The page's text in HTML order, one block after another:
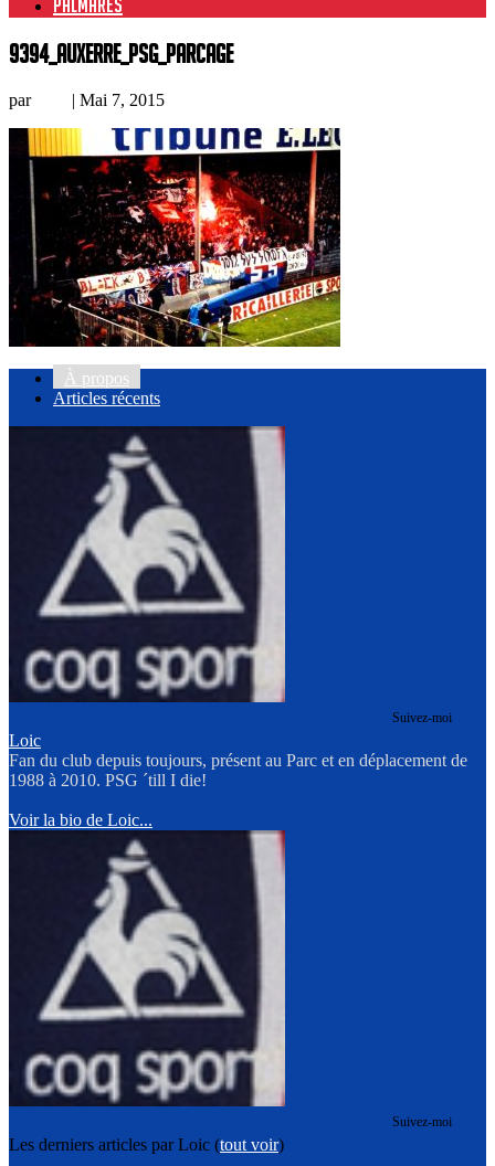
9394_Auxerre_PSG_parcage
par | Mai 7, 2015
À propos
Articles récents
Suivez-moi
Loic
Fan du club depuis toujours, présent au Parc et en déplacement de
1988 à 2010. PSG ´till I die!
Voir la bio de Loic...
Suivez-moi
Les derniers articles par Loic (tout voir)